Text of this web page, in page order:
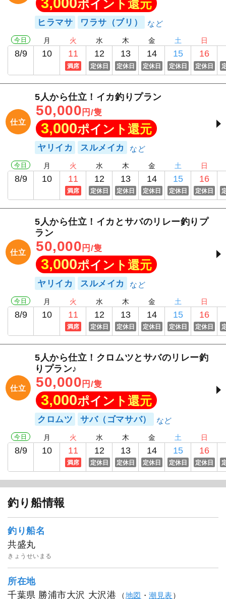
3,000ポイント還元
ヒラマサ ワラサ（ブリ）
今日
8/9
月
10
火
11
満席
水
12
定休日
木
13
定休日
金
14
定休日
土
15
定休日
日
16
定休日
仕立
5人から仕立！イカ釣りプラン
50,000 円/隻
3,000ポイント還元
ヤリイカ スルメイカ
今日
8/9
月
10
火
11
満席
水
12
定休日
木
13
定休日
金
14
定休日
土
15
定休日
日
16
定休日
仕立
5人から仕立！イカとサバのリレー釣りプ
ラン
50,000 円/隻
3,000ポイント還元
ヤリイカ スルメイカ
今日
8/9
月
10
火
11
満席
水
12
定休日
木
13
定休日
金
14
定休日
土
15
定休日
日
16
定休日
仕立
5人から仕立！クロムツとサバのリレー釣
りプラン♪
50,000 円/隻
3,000ポイント還元
クロムツ サバ（ゴマサバ）
今日
8/9
月
10
火
11
満席
水
12
定休日
木
13
定休日
金
14
定休日
土
15
定休日
日
16
定休日
釣り船情報
釣り船名
共盛丸
きょうせいまる
所在地
千葉県 勝浦市大沢 大沢港
（地図 ・潮見表）